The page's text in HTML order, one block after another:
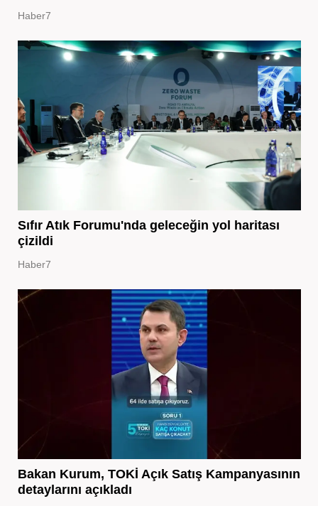
Haber7
Sıfır Atık Forumu'nda geleceğin yol haritası
çizildi
Haber7
Bakan Kurum, TOKİ Açık Satış Kampanyasının
detaylarını açıkladı